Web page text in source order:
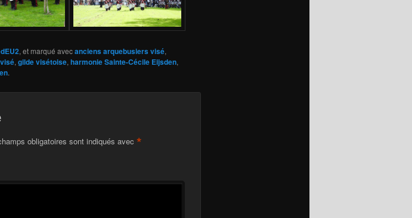
, et marqué avecanciens arquebusiers visé,
, gilde visétoise, harmonie Sainte-Cécile Eijsden,
.
obligatoires sont indiqués avec *